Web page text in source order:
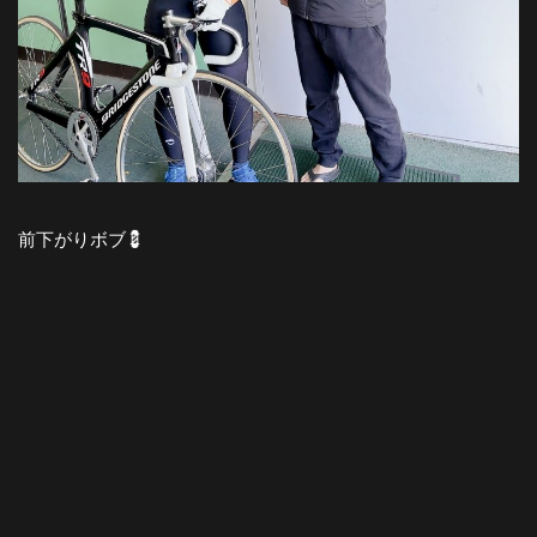
前下がりボブ💈